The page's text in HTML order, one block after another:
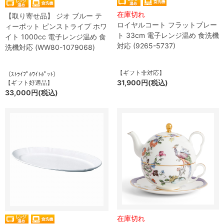
【取り寄せ品】 ジオ ブルー テ
ィーポット ピンストライプ ホワ
イト 1000cc 電子レンジ温め 食
洗機対応 (WW80-1079068)
（ｽﾄﾗｲﾌﾟﾎﾜｲﾄﾎﾟｯﾄ）
【ギフト好適品】
33,000円(税込)
在庫切れ
ロイヤルコート フラットプレー
ト 33cm 電子レンジ温め 食洗機
対応 (9265-5737)
【ギフト非対応】
31,900円(税込)
在庫切れ